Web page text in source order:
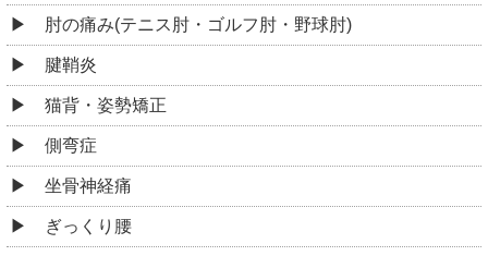
肘の痛み(テニス肘・ゴルフ肘・野球肘)
腱鞘炎
猫背・姿勢矯正
側弯症
坐骨神経痛
ぎっくり腰